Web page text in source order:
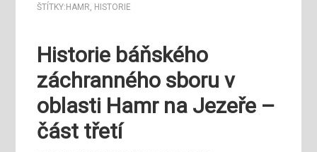
ŠTÍTKY: HAMR, HISTORIE
Historie báňského
záchranného sboru v
oblasti Hamr na Jezeře –
část třetí